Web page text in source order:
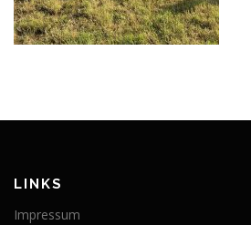
LINKS
Impressum